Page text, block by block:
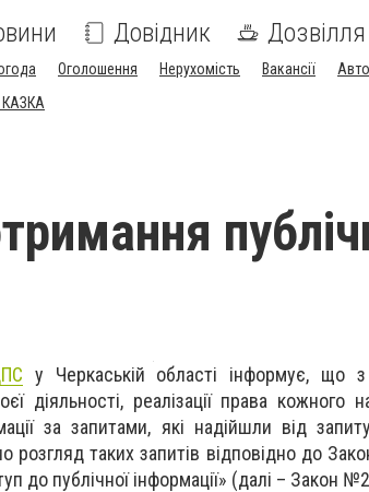
Довідник Дозвілля
Оголошення Нерухомість Вакансії
у Черкаській області інформує, що
діяльності, реалізації права кожного
за запитами, які надійшли від
розгляд таких запитів відповідно до
до публічної інформації» (далі – Закон